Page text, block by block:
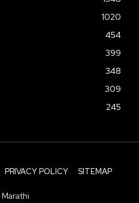
1020
454
399
348
309
245
PRIVACY POLICY SITEMAP